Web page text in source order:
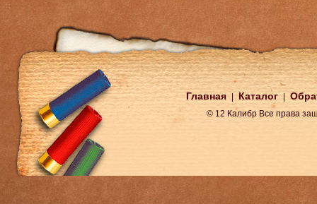
Главная Каталог
© 12 Калибр Все права